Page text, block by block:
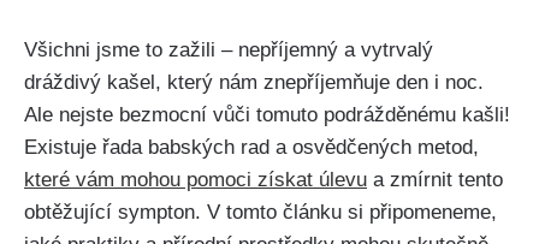
Všichni jsme to zažili​ – nepříjemný a ⁢vytrvalý
dráždivý kašel, který nám znepříjemňuje den i noc.
Ale nejste bezmocní vůči tomuto‍ podrážděnému kašli!⁣
Existuje řada babských rad a osvědčených ‍metod,
které vám mohou pomoci získat úlevu a​ zmírnit ‌tento
obtěžující sympton. V ‍tomto článku si připomeneme,